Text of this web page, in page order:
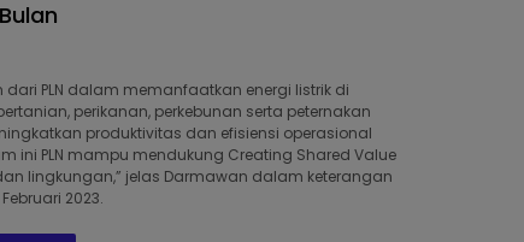
dari PLN dalam memanfaatkan energi listrik di
perikanan, perkebunan serta peternakan
produktivitas dan efisiensi operasional
ini PLN mampu mendukung Creating Shared Value
lingkungan,” jelas Darmawan dalam keterangan
2023.